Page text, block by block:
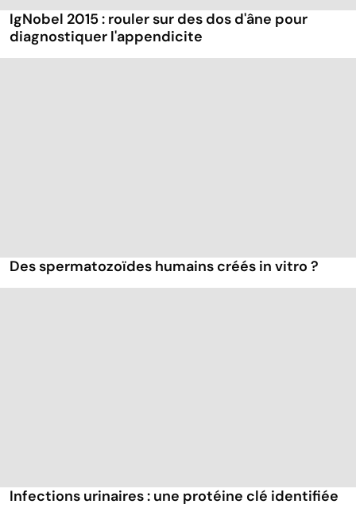
IgNobel 2015 : rouler sur des dos d'âne pour
diagnostiquer l'appendicite
Des spermatozoïdes humains créés in vitro ?
Infections urinaires : une protéine clé identifiée